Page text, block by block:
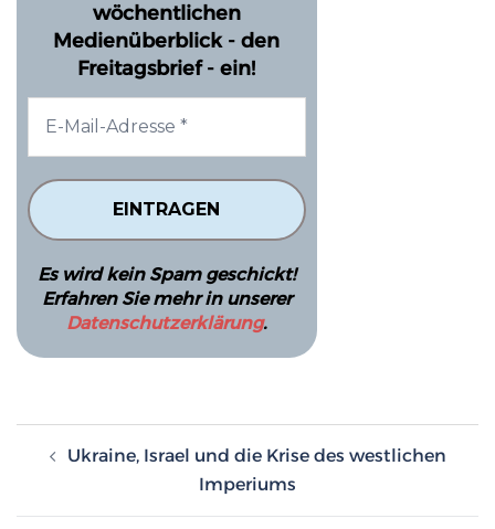
wöchentlichen
Medienüberblick - den
Freitagsbrief - ein!
Es wird kein Spam geschickt!
Erfahren Sie mehr in unserer
Datenschutzerklärung.
Ukraine, Israel und die Krise des westlichen
Imperiums